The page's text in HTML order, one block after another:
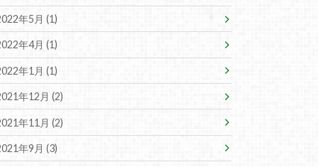
年5月 (1)
年4月 (1)
年1月 (1)
年12月 (2)
年11月 (2)
年9月 (3)